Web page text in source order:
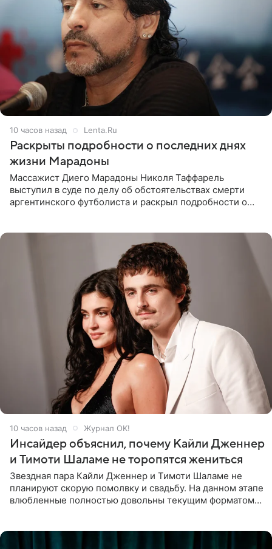
10 часов назад Lenta.Ru
Раскрыты подробности о последних днях
жизни Марадоны
Массажист Диего Марадоны Николя Таффарель
выступил в суде по делу об обстоятельствах смерти
аргентинского футболиста и раскрыл подробности о
10 часов назад Журнал OK!
Инсайдер объяснил, почему Кайли Дженнер
и Тимоти Шаламе не торопятся жениться
Звездная пара Кайли Дженнер и Тимоти Шаламе не
планируют скорую помолвку и свадьбу. На данном этапе
влюбленные полностью довольны текущим форматом